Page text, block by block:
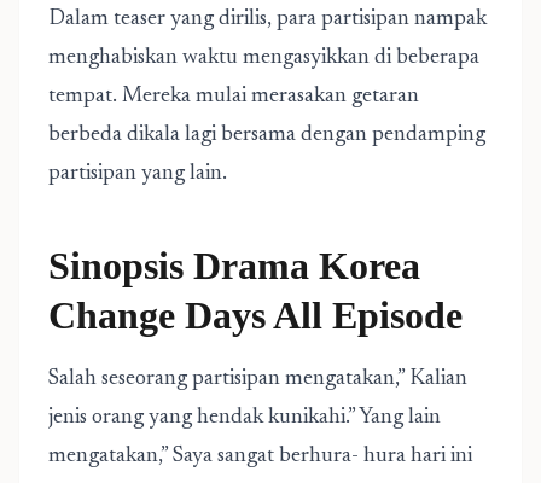
Dalam teaser yang dirilis, para partisipan nampak
menghabiskan waktu mengasyikkan di beberapa
tempat. Mereka mulai merasakan getaran
berbeda dikala lagi bersama dengan pendamping
partisipan yang lain.
Sinopsis Drama Korea
Change Days All Episode
Salah seseorang partisipan mengatakan,” Kalian
jenis orang yang hendak kunikahi.” Yang lain
mengatakan,” Saya sangat berhura- hura hari ini